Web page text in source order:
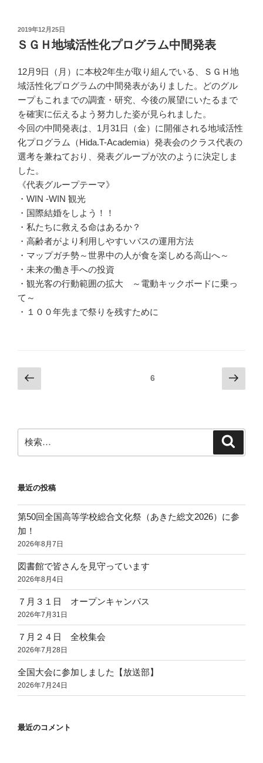
投
稿
日:
2019年12月25日
ＳＧＨ地域活性化プログラム中間発表
12月9日（月）に本校2年生が取り組んでいる、ＳＧＨ地
域活性化プログラムの中間発表がありました。どのグル
ープもこれまでの調査・研究、今後の展望にいたるまで
を確実に伝えるよう努力した姿が見られました。
今回の中間発表は、1月31日（金）に開催される地域活性
化プログラム（Hida.T-Academia）発表会のクラス代表の
選考を兼ねており、発表グループが次のように決定しま
した。
《代表グループテーマ》
・WIN -WIN 観光
・国際結婚をしよう！！
・私たちに救える命はあるか？
・高齢者がより利用しやすいバスの運用方法
・マップガチ勢～世界中の人が食を楽しめる高山へ～
・未来の働き手への投資
・観光客の行動範囲の拡大 ～電動キックボードに乗っ
て～
・１００年先まで祭りを残すために
投
稿
ゲ
ー
ョ
ン
前
の
ジ
固定ページ6
次
の
ジ
索:
最近の投稿
第50回全国高等学校総合文化祭（あきた総文2026）に参
加！
2026年8月7日
図書館で皆さんを見守っています
2026年8月4日
７月３１日 オープンキャンパス
2026年7月31日
７月２４日 全校集会
2026年7月28日
全国大会に参加しました【放送部】
2026年7月24日
最近のコメント